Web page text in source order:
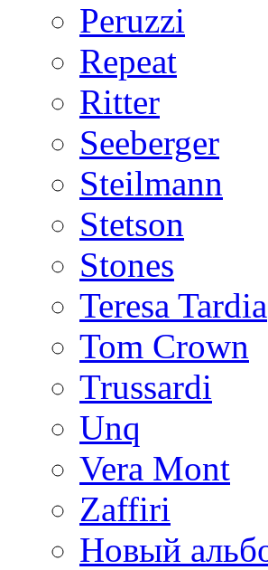
Peruzzi
Repeat
Ritter
Seeberger
Steilmann
Stetson
Stones
Teresa Tardia
Tom Crown
Trussardi
Unq
Vera Mont
Zaffiri
Новый